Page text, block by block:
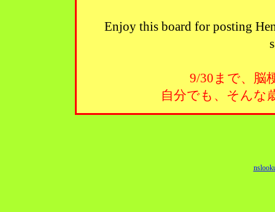
Enjoy this board for posting
9/30まで、脳
自分でも、そんな